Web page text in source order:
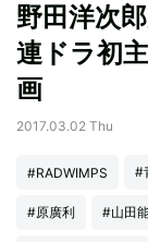
野田洋次
連ドラ初
画
2017.03.02 Thu
#RADWIMPS #
#原廣利 #山田